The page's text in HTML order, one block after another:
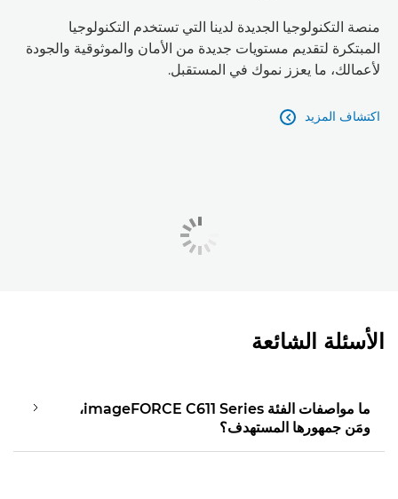
منصة التكنولوجيا الجديدة لدينا التي تستخدم التكنولوجيا
المبتكرة لتقديم مستويات جديدة من الأمان والموثوقية والجودة
لأعمالك، ما يعزز نموك في المستقبل.
اكتشاف المزيد 
الأسئلة الشائعة
ما مواصفات الفئة imageFORCE C611 Series،
ومَن جمهورها المستهدف؟